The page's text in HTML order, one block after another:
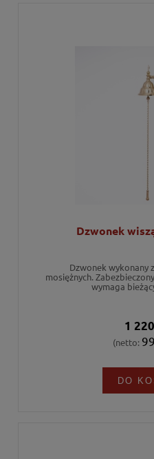
Dzwonek
Dzwonek wykonany
mosiężnych.
wymaga
1
(netto:
DO